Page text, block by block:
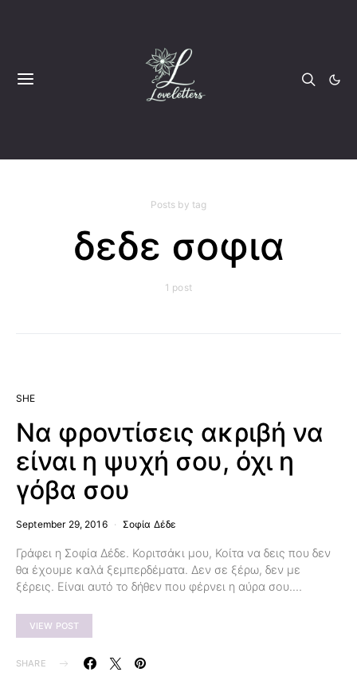
Posts by tag
δεδε σοφια
1 post
SHE
Να φροντίσεις ακριβή να
είναι η ψυχή σου, όχι η
γόβα σου
September 29, 2016 Σοφία Δέδε
Γράφει η Σοφία Δέδε. Κοριτσάκι μου, Κοίτα να δεις που δεν
θα έχουμε καλά ξεμπερδέματα. Δεν σε ξέρω, δεν με
ξέρεις. Είναι αυτό το δήθεν που φέρνει η αύρα σου.…
VIEW POST
SHARE